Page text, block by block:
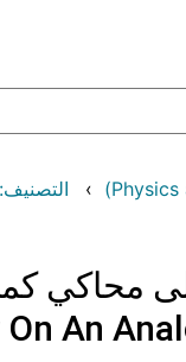
محاكي
An